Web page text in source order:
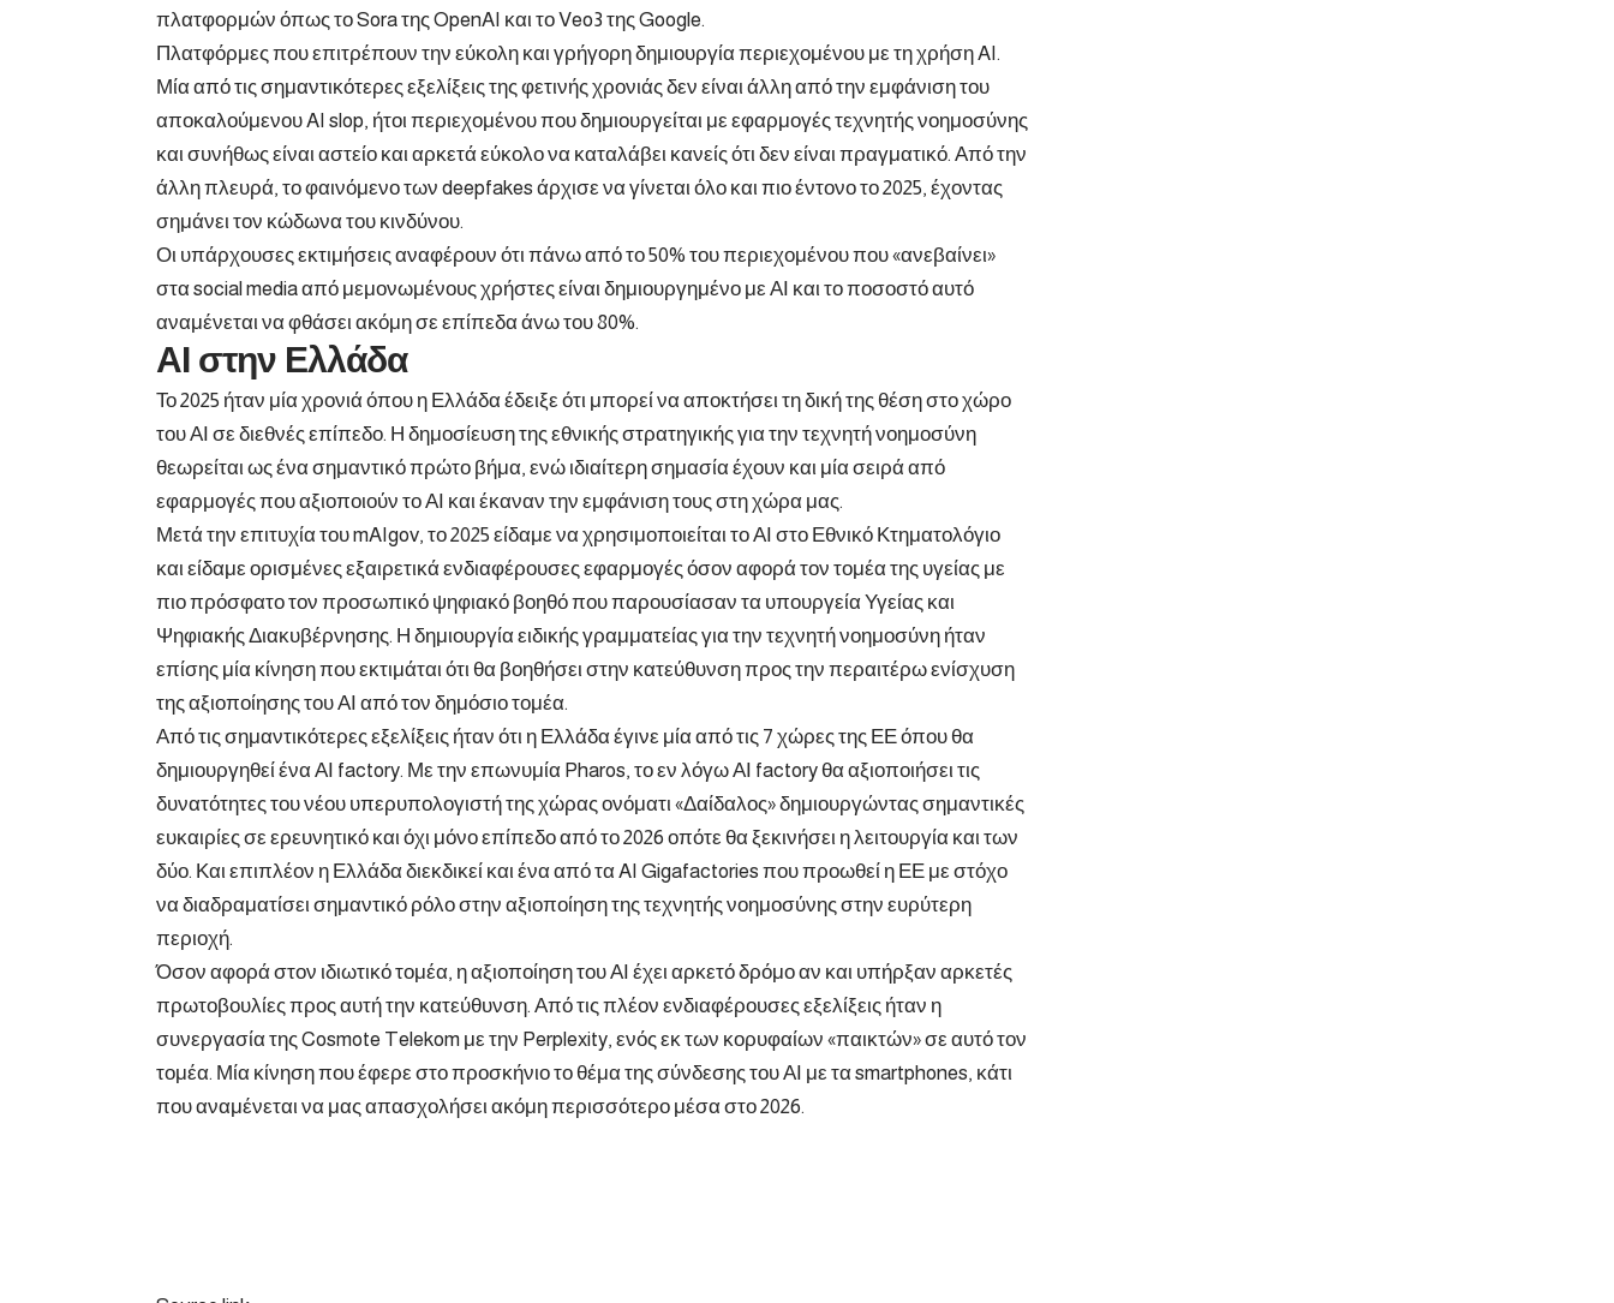
πλατφορμών όπως το Sora της OpenAI και το Veo3 της Google.
Πλατφόρμες που επιτρέπουν την εύκολη και γρήγορη δημιουργία περιεχομένου με τη χρήση AI.
Μία από τις σημαντικότερες εξελίξεις της φετινής χρονιάς δεν είναι άλλη από την εμφάνιση του
αποκαλούμενου AI slop, ήτοι περιεχομένου που δημιουργείται με εφαρμογές τεχνητής νοημοσύνης
και συνήθως είναι αστείο και αρκετά εύκολο να καταλάβει κανείς ότι δεν είναι πραγματικό. Από την
άλλη πλευρά, το φαινόμενο των deepfakes άρχισε να γίνεται όλο και πιο έντονο το 2025, έχοντας
σημάνει τον κώδωνα του κινδύνου.
Οι υπάρχουσες εκτιμήσεις αναφέρουν ότι πάνω από το 50% του περιεχομένου που «ανεβαίνει»
στα social media από μεμονωμένους χρήστες είναι δημιουργημένο με ΑΙ και το ποσοστό αυτό
αναμένεται να φθάσει ακόμη σε επίπεδα άνω του 80%.
ΑΙ στην Ελλάδα
Το 2025 ήταν μία χρονιά όπου η Ελλάδα έδειξε ότι μπορεί να αποκτήσει τη δική της θέση στο χώρο
του ΑΙ σε διεθνές επίπεδο. Η δημοσίευση της εθνικής στρατηγικής για την τεχνητή νοημοσύνη
θεωρείται ως ένα σημαντικό πρώτο βήμα, ενώ ιδιαίτερη σημασία έχουν και μία σειρά από
εφαρμογές που αξιοποιούν το ΑΙ και έκαναν την εμφάνιση τους στη χώρα μας.
Μετά την επιτυχία του mAIgov, το 2025 είδαμε να χρησιμοποιείται το ΑΙ στο Εθνικό Κτηματολόγιο
και είδαμε ορισμένες εξαιρετικά ενδιαφέρουσες εφαρμογές όσον αφορά τον τομέα της υγείας με
πιο πρόσφατο τον προσωπικό ψηφιακό βοηθό που παρουσίασαν τα υπουργεία Υγείας και
Ψηφιακής Διακυβέρνησης. Η δημιουργία ειδικής γραμματείας για την τεχνητή νοημοσύνη ήταν
επίσης μία κίνηση που εκτιμάται ότι θα βοηθήσει στην κατεύθυνση προς την περαιτέρω ενίσχυση
της αξιοποίησης του ΑΙ από τον δημόσιο τομέα.
Από τις σημαντικότερες εξελίξεις ήταν ότι η Ελλάδα έγινε μία από τις 7 χώρες της ΕΕ όπου θα
δημιουργηθεί ένα ΑΙ factory. Με την επωνυμία Pharos, το εν λόγω ΑΙ factory θα αξιοποιήσει τις
δυνατότητες του νέου υπερυπολογιστή της χώρας ονόματι «Δαίδαλος» δημιουργώντας σημαντικές
ευκαιρίες σε ερευνητικό και όχι μόνο επίπεδο από το 2026 οπότε θα ξεκινήσει η λειτουργία και των
δύο. Και επιπλέον η Ελλάδα διεκδικεί και ένα από τα AI Gigafactories που προωθεί η ΕΕ με στόχο
να διαδραματίσει σημαντικό ρόλο στην αξιοποίηση της τεχνητής νοημοσύνης στην ευρύτερη
περιοχή.
Όσον αφορά στον ιδιωτικό τομέα, η αξιοποίηση του ΑΙ έχει αρκετό δρόμο αν και υπήρξαν αρκετές
πρωτοβουλίες προς αυτή την κατεύθυνση. Από τις πλέον ενδιαφέρουσες εξελίξεις ήταν η
συνεργασία της Cosmote Telekom με την Perplexity, ενός εκ των κορυφαίων «παικτών» σε αυτό τον
τομέα. Μία κίνηση που έφερε στο προσκήνιο το θέμα της σύνδεσης του ΑΙ με τα smartphones, κάτι
που αναμένεται να μας απασχολήσει ακόμη περισσότερο μέσα στο 2026.